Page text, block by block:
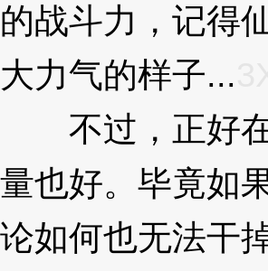
的战斗力，记得
大力气的样子...
不过，正好在
量也好。毕竟如
论如何也无法干